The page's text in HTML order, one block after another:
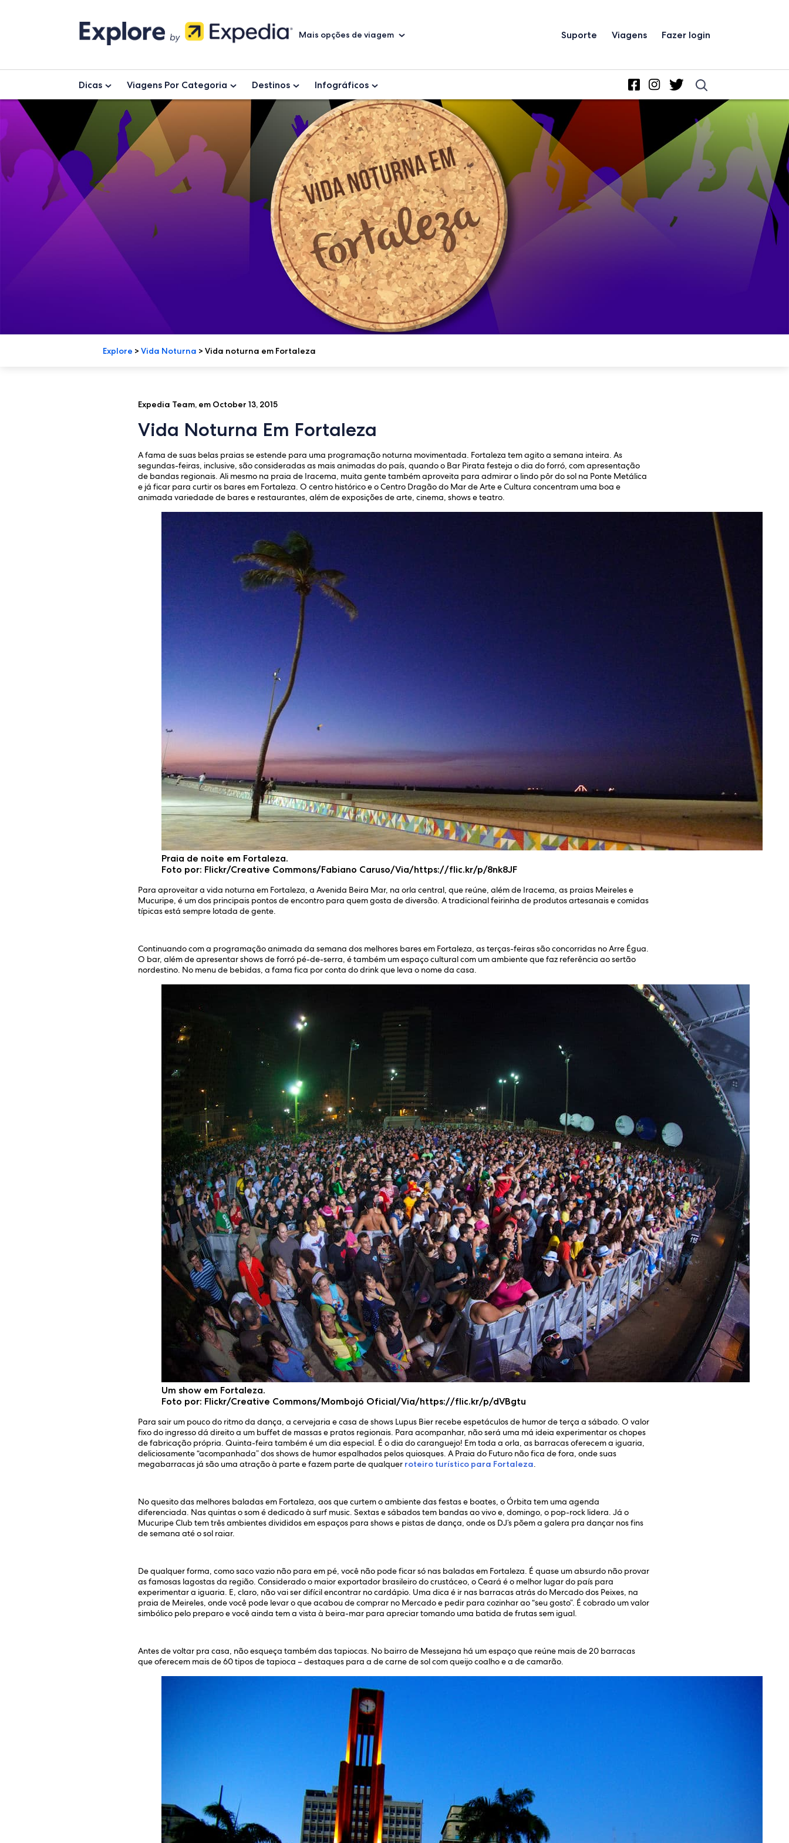
Mais opções de viagem Suporte Viagens Fazer login
Dicas Viagens Por Categoria Destinos Infográficos
Explore > Vida Noturna > Vida noturna em Fortaleza
Expedia Team, em October 13, 2015
Vida Noturna Em Fortaleza
A fama de suas belas praias se estende para uma programação noturna movimentada. Fortaleza tem agito a semana inteira. As
segundas-feiras, inclusive, são consideradas as mais animadas do país, quando o Bar Pirata festeja o dia do forró, com apresentação
de bandas regionais. Ali mesmo na praia de Iracema, muita gente também aproveita para admirar o lindo pôr do sol na Ponte Metálica
e já ficar para curtir os bares em Fortaleza. O centro histórico e o Centro Dragão do Mar de Arte e Cultura concentram uma boa e
animada variedade de bares e restaurantes, além de exposições de arte, cinema, shows e teatro.
Praia de noite em Fortaleza.
Foto por: Flickr/Creative Commons/Fabiano Caruso/Via/https://flic.kr/p/8nk8JF
Para aproveitar a vida noturna em Fortaleza, a Avenida Beira Mar, na orla central, que reúne, além de Iracema, as praias Meireles e
Mucuripe, é um dos principais pontos de encontro para quem gosta de diversão. A tradicional feirinha de produtos artesanais e comidas
típicas está sempre lotada de gente.
Continuando com a programação animada da semana dos melhores bares em Fortaleza, as terças-feiras são concorridas no Arre Égua.
O bar, além de apresentar shows de forró pé-de-serra, é também um espaço cultural com um ambiente que faz referência ao sertão
nordestino. No menu de bebidas, a fama fica por conta do drink que leva o nome da casa.
Um show em Fortaleza.
Foto por: Flickr/Creative Commons/Mombojó Oficial/Via/https://flic.kr/p/dVBgtu
Para sair um pouco do ritmo da dança, a cervejaria e casa de shows Lupus Bier recebe espetáculos de humor de terça a sábado. O valor
fixo do ingresso dá direito a um buffet de massas e pratos regionais. Para acompanhar, não será uma má ideia experimentar os chopes
de fabricação própria. Quinta-feira também é um dia especial. É o dia do caranguejo! Em toda a orla, as barracas oferecem a iguaria,
deliciosamente “acompanhada” dos shows de humor espalhados pelos quiosques. A Praia do Futuro não fica de fora, onde suas
megabarracas já são uma atração à parte e fazem parte de qualquer roteiro turístico para Fortaleza.
No quesito das melhores baladas em Fortaleza, aos que curtem o ambiente das festas e boates, o Órbita tem uma agenda
diferenciada. Nas quintas o som é dedicado à surf music. Sextas e sábados tem bandas ao vivo e, domingo, o pop-rock lidera. Já o
Mucuripe Club tem três ambientes divididos em espaços para shows e pistas de dança, onde os DJ’s põem a galera pra dançar nos fins
de semana até o sol raiar.
De qualquer forma, como saco vazio não para em pé, você não pode ficar só nas baladas em Fortaleza. É quase um absurdo não provar
as famosas lagostas da região. Considerado o maior exportador brasileiro do crustáceo, o Ceará é o melhor lugar do país para
experimentar a iguaria. E, claro, não vai ser difícil encontrar no cardápio. Uma dica é ir nas barracas atrás do Mercado dos Peixes, na
praia de Meireles, onde você pode levar o que acabou de comprar no Mercado e pedir para cozinhar ao “seu gosto”. É cobrado um valor
simbólico pelo preparo e você ainda tem a vista à beira-mar para apreciar tomando uma batida de frutas sem igual.
Antes de voltar pra casa, não esqueça também das tapiocas. No bairro de Messejana há um espaço que reúne mais de 20 barracas
que oferecem mais de 60 tipos de tapioca – destaques para a de carne de sol com queijo coalho e a de camarão.